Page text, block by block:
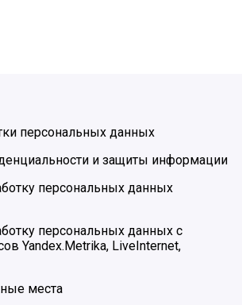
персональных данных
и защиты информации
персональных данных
персональных данных с
Yandex.Metrika, LiveInternet,
места